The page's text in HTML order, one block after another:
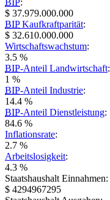
$ 37.979.000.000
BIPKaufkraftparität:
$ 32.610.000.000
Wirtschaftswachstum:
3.5 %
BIP-Anteil Landwirtschaft:
1 %
BIP-Anteil Industrie:
14.4 %
BIP-Anteil Dienstleistung:
84.6 %
Inflationsrate:
2.7 %
Arbeitslosigkeit:
4.3 %
Staatshaushalt Einnahmen:
$ 4294967295